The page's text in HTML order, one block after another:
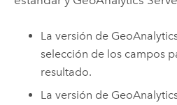
La versión de
selección de los campos
resultado.
La versión de